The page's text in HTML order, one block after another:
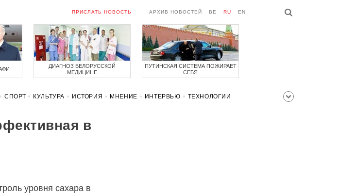
ПРИСЛАТЬ НОВОСТЬ АРХИВ НОВОСТЕЙ BE RU EN
ДИАГНОЗ БЕЛОРУССКОЙ
МЕДИЦИНЕ
ПУТИНСКАЯ СИСТЕМА ПОЖИРАЕТ
СЕБЯ
СПОРТ КУЛЬТУРА ИСТОРИЯ МНЕНИЕ ИНТЕРВЬЮ
ТЕХНОЛОГИИ
в
уровня сахара в